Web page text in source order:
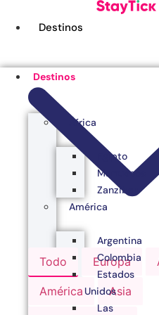
Destinos
Todo Europa
América Asia
Destinos
África
Egipto
Marruecos
Zanzibar
América
Argentina
Colombia
Estados
Unidos
Las